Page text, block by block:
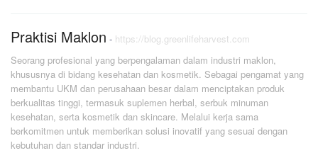
Praktisi Maklon - https://blog.greenlifeharvest.com
Seorang profesional yang berpengalaman dalam industri maklon,
khususnya di bidang kesehatan dan kosmetik. Sebagai pengamat yang
membantu UKM dan perusahaan besar dalam menciptakan produk
berkualitas tinggi, termasuk suplemen herbal, serbuk minuman
kesehatan, serta kosmetik dan skincare. Melalui kerja sama
berkomitmen untuk memberikan solusi inovatif yang sesuai dengan
kebutuhan dan standar industri.